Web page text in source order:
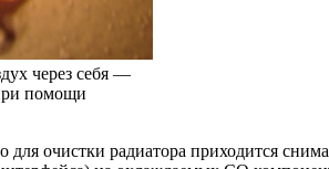
через себя —
помощи
очистки радиатора приходится